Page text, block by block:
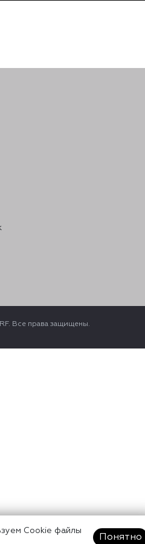
Все права защищены.
Cookie файлы
Понятно